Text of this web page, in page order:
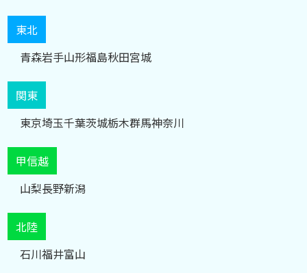
東北
青森岩手山形福島秋田宮城
関東
東京埼玉千葉茨城栃木群馬神奈川
甲信越
山梨長野新潟
北陸
石川福井富山